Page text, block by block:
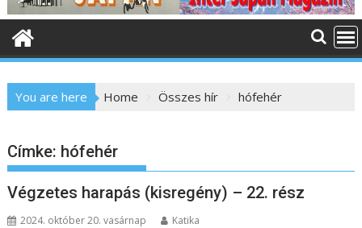
n
e
You are here Home Összes hír hófehér
Címke: hófehér
Végzetes harapás (kisregény) – 22. rész
2024. október 20. vasárnap Katika